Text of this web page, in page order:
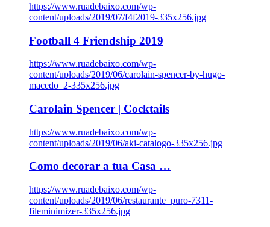
https://www.ruadebaixo.com/wp-
content/uploads/2019/07/f4f2019-335x256.jpg
Football 4 Friendship 2019
https://www.ruadebaixo.com/wp-
content/uploads/2019/06/carolain-spencer-by-hugo-
macedo_2-335x256.jpg
Carolain Spencer | Cocktails
https://www.ruadebaixo.com/wp-
content/uploads/2019/06/aki-catalogo-335x256.jpg
Como decorar a tua Casa …
https://www.ruadebaixo.com/wp-
content/uploads/2019/06/restaurante_puro-7311-
fileminimizer-335x256.jpg